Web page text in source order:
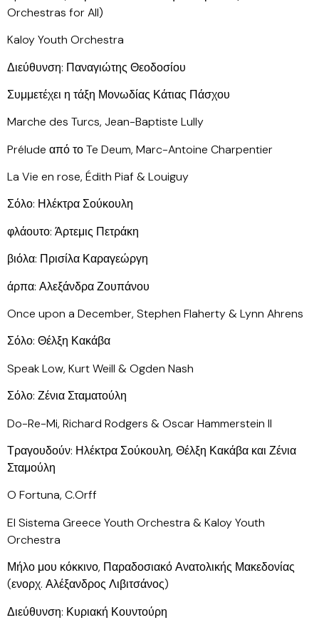
Orchestras for All)
Kaloy Youth Orchestra
Διεύθυνση: Παναγιώτης Θεοδοσίου
Συμμετέχει η τάξη Μονωδίας Κάτιας Πάσχου
Marche des Turcs, Jean-Baptiste Lully
Prélude από το Te Deum, Marc-Antoine Charpentier
La Vie en rose, Édith Piaf & Louiguy
Σόλο: Ηλέκτρα Σούκουλη
φλάουτο: Άρτεμις Πετράκη
βιόλα: Πρισίλα Καραγεώργη
άρπα: Αλεξάνδρα Ζουπάνου
Once upon a December, Stephen Flaherty & Lynn Ahrens
Σόλο: Θέλξη Κακάβα
Speak Low, Kurt Weill & Ogden Nash
Σόλο: Ζένια Σταματούλη
Do-Re-Mi, Richard Rodgers & Oscar Hammerstein II
Τραγουδούν: Ηλέκτρα Σούκουλη, Θέλξη Κακάβα και Ζένια
Σταμούλη
O Fortuna, C.Orff
El Sistema Greece Youth Orchestra & Kaloy Youth
Orchestra
Μήλο μου κόκκινο, Παραδοσιακό Ανατολικής Μακεδονίας
(ενορχ. Αλέξανδρος Λιβιτσάνος)
Διεύθυνση: Κυριακή Κουντούρη